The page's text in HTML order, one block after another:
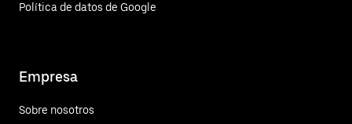
Política de datos de Google
Empresa
Sobre nosotros